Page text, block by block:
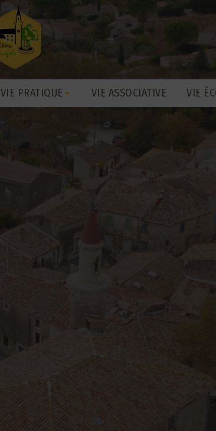
VIE PRATIQUE VIE ASSOCIATIVE VIE